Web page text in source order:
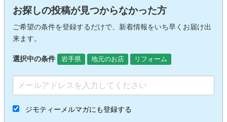
お探しの投稿が見つからなかった方
ご希望の条件を登録するだけで、新着情報をいち早くお届け出
来ます。
選択中の条件 岩手県 地元のお店 リフォーム
ジモティーメルマガにも登録する